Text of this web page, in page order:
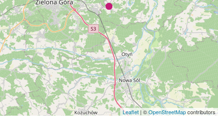
Leaflet | ©OpenStreetMapcontributors